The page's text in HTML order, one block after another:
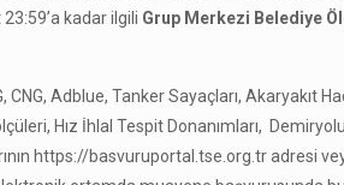
kadar ilgili Grup Merkezi Belediye
Adblue, Tanker Sayaçları, Akaryakıt
Hız İhlal Tespit Donanımları,
https://basvuruportal.tse.org.tr adresi